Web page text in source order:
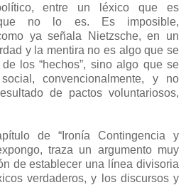
entre un léxico que es
no lo es. Es imposible,
ya señala Nietzsche, en un
y la mentira no es algo que se
los “hechos”, sino algo que se
convencionalmente, y no
de pactos voluntariosos,
de “Ironía Contingencia y
traza un argumento muy
de establecer una línea divisoria
verdaderos, y los discursos y